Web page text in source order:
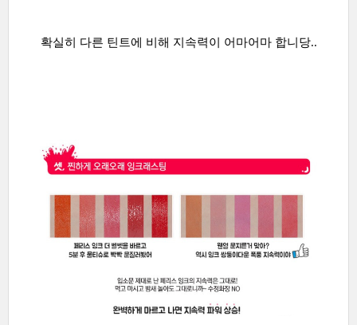
확실히 다른 틴트에 비해 지속력이 어마어마 합니당..